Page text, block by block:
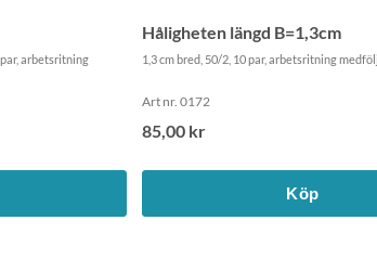
arbetsritning
Håligheten längd B=1,3cm
1,3 cm bred, 50/2, 10 par, arbetsritning
Art nr. 0172
85,00 kr
Köp